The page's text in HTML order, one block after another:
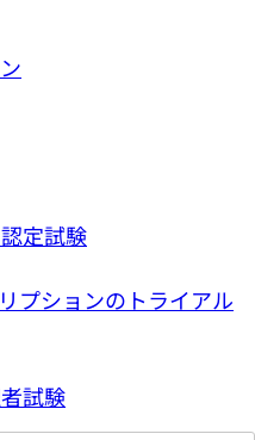
定試験
プションのトライアル
試験